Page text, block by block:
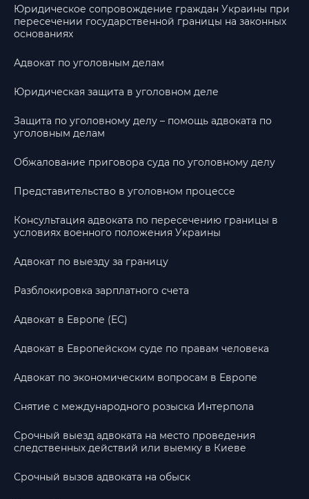
Юридическое сопровождение граждан Украины при
пересечении государственной границы на законных
основаниях
Адвокат по уголовным делам
Юридическая защита в уголовном деле
Защита по уголовному делу – помощь адвоката по
уголовным делам
Обжалование приговора суда по уголовному делу
Представительство в уголовном процессе
Консультация адвоката по пересечению границы в
условиях военного положения Украины
Адвокат по выезду за границу
Разблокировка зарплатного счета
Адвокат в Европе (ЕС)
Адвокат в Европейском суде по правам человека
Адвокат по экономическим вопросам в Европе
Снятие с международного розыска Интерпола
Срочный выезд адвоката на место проведения
следственных действий или выемку в Киеве
Срочный вызов адвоката на обыск